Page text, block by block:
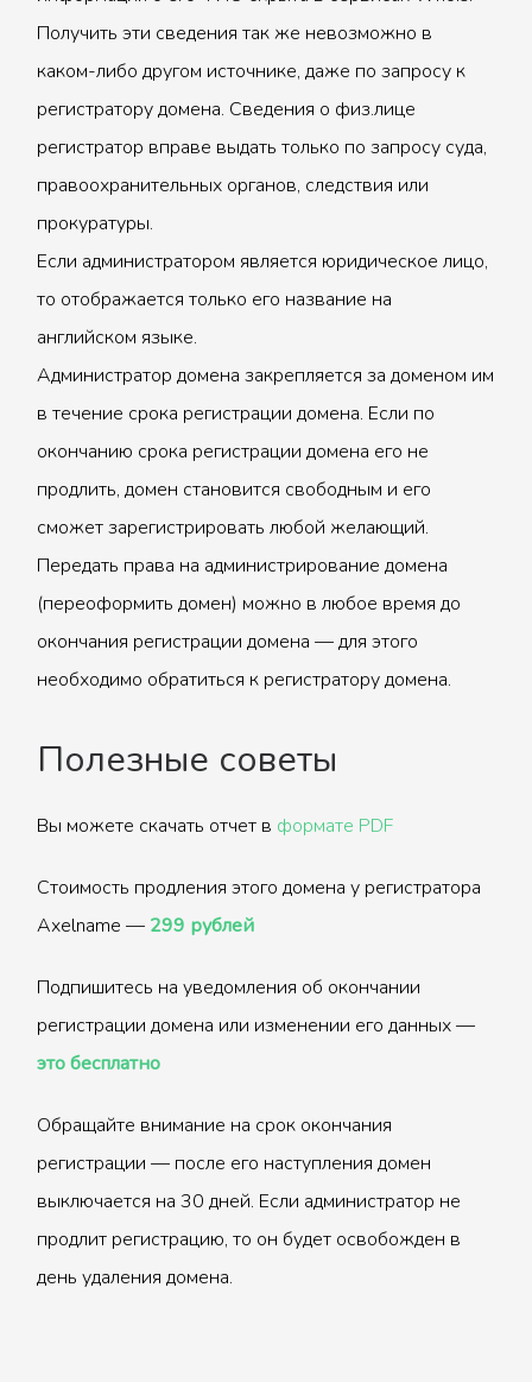
Получить эти сведения так же невозможно в
каком-либо другом источнике, даже по запросу к
регистратору домена. Сведения о физ.лице
регистратор вправе выдать только по запросу суда,
правоохранительных органов, следствия или
прокуратуры.
Если администратором является юридическое лицо,
то отображается только его название на
английском языке.
Администратор домена закрепляется за доменом им
в течение срока регистрации домена. Если по
окончанию срока регистрации домена его не
продлить, домен становится свободным и его
сможет зарегистрировать любой желающий.
Передать права на администрирование домена
(переоформить домен) можно в любое время до
окончания регистрации домена — для этого
необходимо обратиться к регистратору домена.
Полезные советы
Вы можете скачать отчет в формате PDF
Стоимость продления этого домена у регистратора
Axelname — 299 рублей
Подпишитесь на уведомления об окончании
регистрации домена или изменении его данных —
это бесплатно
Обращайте внимание на срок окончания
регистрации — после его наступления домен
выключается на 30 дней. Если администратор не
продлит регистрацию, то он будет освобожден в
день удаления домена.